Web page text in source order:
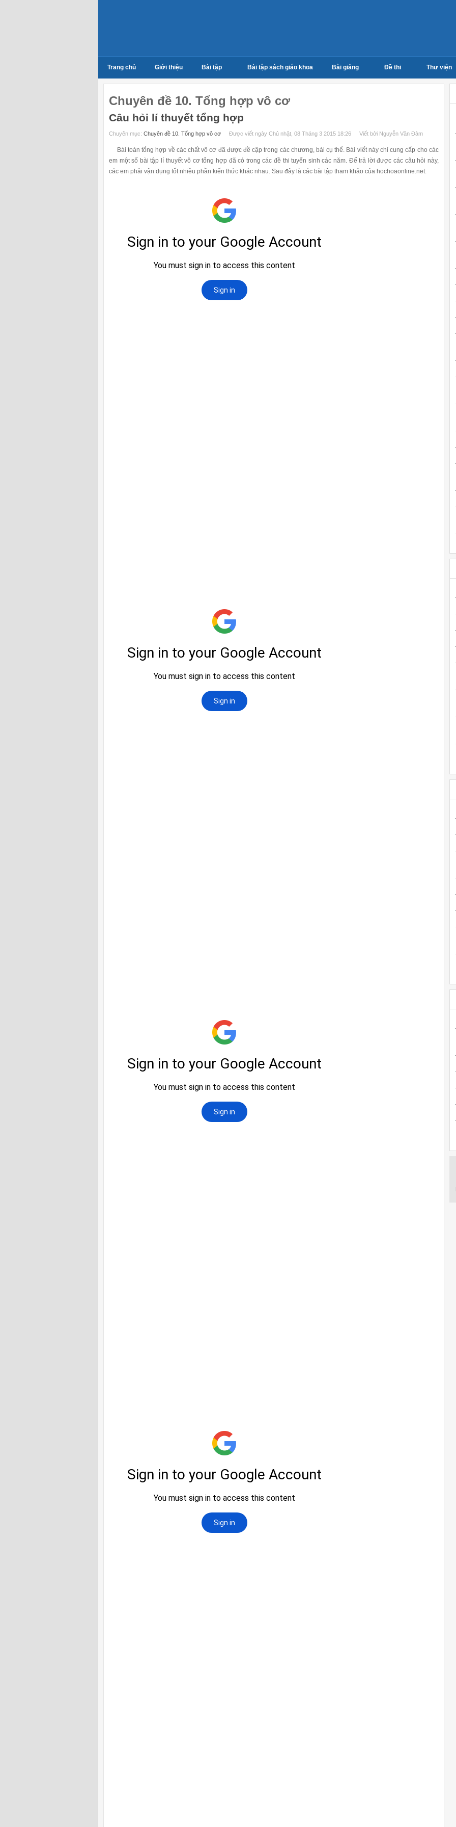
Trang chủ Giới thiệu Bài tập Bài tập sách giáo khoa Bài giảng Đề thi Thư viện
Chuyên đề 10. Tổng hợp vô cơ
Câu hỏi lí thuyết tổng hợp
Chuyên mục: Chuyên đề 10. Tổng hợp vô cơ Được viết ngày Chủ nhật, 08 Tháng 3 2015 18:26 Viết bởi Nguyễn Văn Đàm
Bài toán tổng hợp về các chất vô cơ đã được đề cập trong các chương, bài cụ thể. Bài viết này chỉ cung cấp cho các
em một số bài tập lí thuyết vô cơ tổng hợp đã có trong các đề thi tuyển sinh các năm. Để trả lời được các câu hỏi này,
các em phải vận dụng tốt nhiều phần kiến thức khác nhau. Sau đây là các bài tập tham khảo của hochoaonline.net: